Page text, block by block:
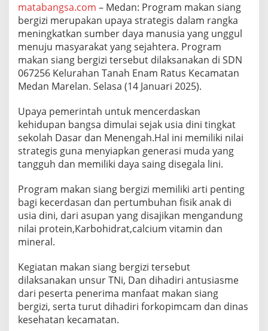
n
g
U
p
a
y
a
P
o
g
r
a
m
P
m
e
r
i
n
M
e
n
c
r
matabangsa.com – Medan: Program makan siang
bergizi merupakan upaya strategis dalam rangka
meningkatkan sumber daya manusia yang unggul
menuju masyarakat yang sejahtera. Program
makan siang bergizi tersebut dilaksanakan di SDN
067256 Kelurahan Tanah Enam Ratus Kecamatan
Medan Marelan. Selasa (14 Januari 2025).
Upaya pemerintah untuk mencerdaskan
kehidupan bangsa dimulai sejak usia dini tingkat
sekolah Dasar dan Menengah.Hal ini memiliki nilai
strategis guna menyiapkan generasi muda yang
tangguh dan memiliki daya saing disegala lini.
Program makan siang bergizi memiliki arti penting
bagi kecerdasan dan pertumbuhan fisik anak di
usia dini, dari asupan yang disajikan mengandung
nilai protein,Karbohidrat,calcium vitamin dan
mineral.
Kegiatan makan siang bergizi tersebut
dilaksanakan unsur TNi, Dan dihadiri antusiasme
dari peserta penerima manfaat makan siang
bergizi, serta turut dihadiri forkopimcam dan dinas
kesehatan kecamatan.